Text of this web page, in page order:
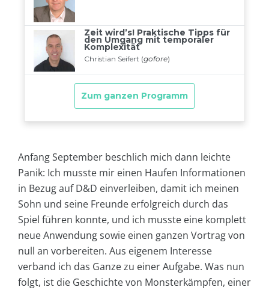
Anfang September beschlich mich dann leichte
Panik: Ich musste mir einen Haufen Informationen
in Bezug auf D&D einverleiben, damit ich meinen
Sohn und seine Freunde erfolgreich durch das
Spiel führen konnte, und ich musste eine komplett
neue Anwendung sowie einen ganzen Vortrag von
null an vorbereiten. Aus eigenem Interesse
verband ich das Ganze zu einer Aufgabe. Was nun
folgt, ist die Geschichte von Monsterkämpfen, einer